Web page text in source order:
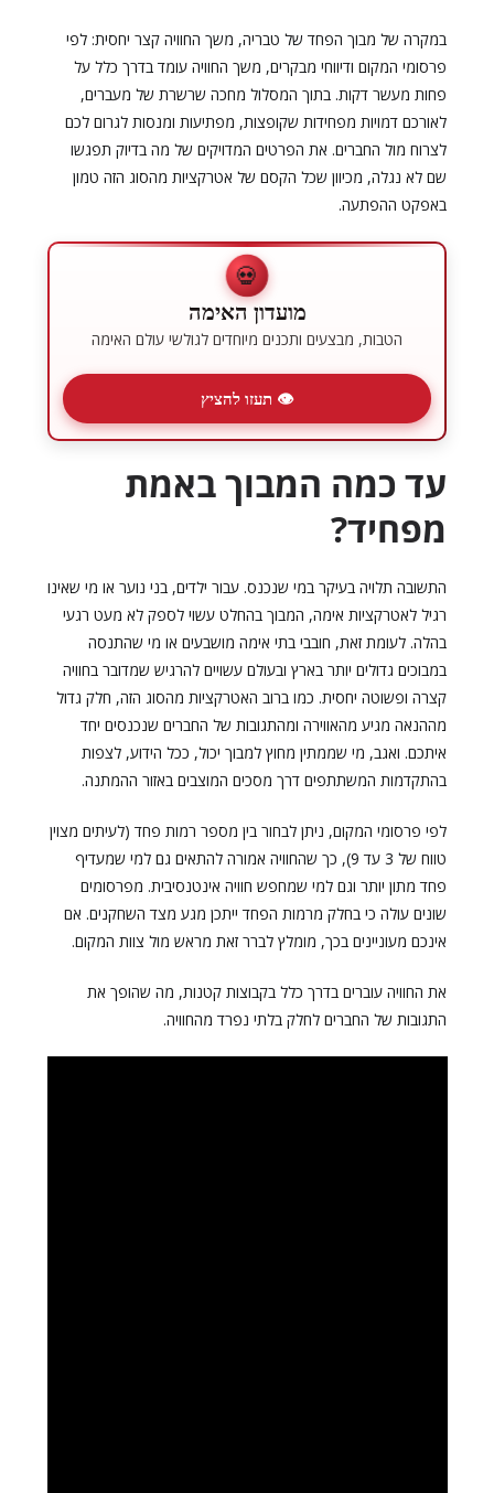
במקרה של מבוך הפחד של טבריה, משך החוויה קצר יחסית: לפי
פרסומי המקום ודיווחי מבקרים, משך החוויה עומד בדרך כלל על
פחות מעשר דקות. בתוך המסלול מחכה שרשרת של מעברים,
לאורכם דמויות מפחידות שקופצות, מפתיעות ומנסות לגרום לכם
לצרוח מול החברים. את הפרטים המדויקים של מה בדיוק תפגשו
שם לא נגלה, מכיוון שכל הקסם של אטרקציות מהסוג הזה טמון
באפקט ההפתעה.
💀
מועדון האימה
הטבות, מבצעים ותכנים מיוחדים לגולשי עולם האימה
👁 תעזו להציץ
עד כמה המבוך באמת
מפחיד?
התשובה תלויה בעיקר במי שנכנס. עבור ילדים, בני נוער או מי שאינו
רגיל לאטרקציות אימה, המבוך בהחלט עשוי לספק לא מעט רגעי
בהלה. לעומת זאת, חובבי בתי אימה מושבעים או מי שהתנסה
במבוכים גדולים יותר בארץ ובעולם עשויים להרגיש שמדובר בחוויה
קצרה ופשוטה יחסית. כמו ברוב האטרקציות מהסוג הזה, חלק גדול
מההנאה מגיע מהאווירה ומהתגובות של החברים שנכנסים יחד
איתכם. ואגב, מי שממתין מחוץ למבוך יכול, ככל הידוע, לצפות
בהתקדמות המשתתפים דרך מסכים המוצבים באזור ההמתנה.
לפי פרסומי המקום, ניתן לבחור בין מספר רמות פחד (לעיתים מצוין
טווח של 3 עד 9), כך שהחוויה אמורה להתאים גם למי שמעדיף
פחד מתון יותר וגם למי שמחפש חוויה אינטנסיבית. מפרסומים
שונים עולה כי בחלק מרמות הפחד ייתכן מגע מצד השחקנים. אם
אינכם מעוניינים בכך, מומלץ לברר זאת מראש מול צוות המקום.
את החוויה עוברים בדרך כלל בקבוצות קטנות, מה שהופך את
התגובות של החברים לחלק בלתי נפרד מהחוויה.